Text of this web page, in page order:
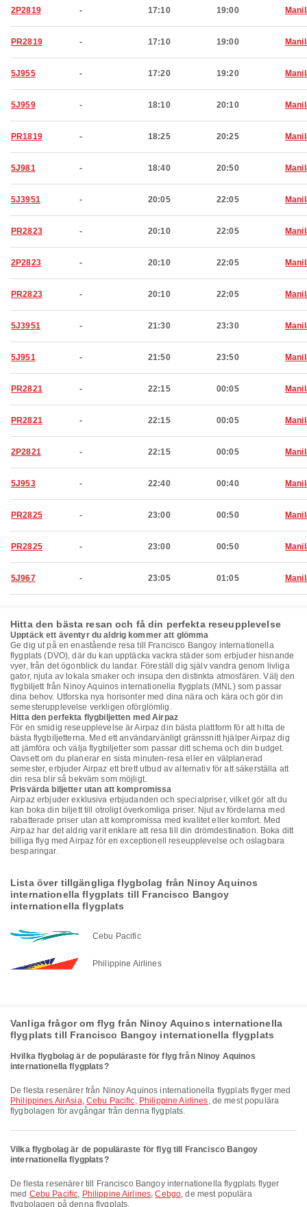
2P2819 - 17:10 19:00
PR2819 - 17:10 19:00
5J955 - 17:20 19:20
5J959 - 18:10 20:10
PR1819 - 18:25 20:25
5J981 - 18:40 20:50
5J3951 - 20:05 22:05
PR2823 - 20:10 22:05
2P2823 - 20:10 22:05
PR2823 - 20:10 22:05
5J3951 - 21:30 23:30
5J951 - 21:50 23:50
PR2821 - 22:15 00:05
PR2821 - 22:15 00:05
2P2821 - 22:15 00:05
5J953 - 22:40 00:40
PR2825 - 23:00 00:50
PR2825 - 23:00 00:50
5J967 - 23:05 01:05
Hitta den bästa resan och få din perfekta reseupplevelse
Upptäck ett äventyr du aldrig kommer att glömma
Ge dig ut på en enastående resa till Francisco Bangoy internationella
flygplats (DVO), där du kan upptäcka vackra städer som erbjuder hisnande
vyer, från det ögonblick du landar. Föreställ dig själv vandra genom livliga
gator, njuta av lokala smaker och insupa den distinkta atmosfären. Välj den
flygbiljett från Ninoy Aquinos internationella flygplats (MNL) som passar
dina behov. Utforska nya horisonter med dina nära och kära och gör din
semesterupplevelse verkligen oförglömlig.
Hitta den perfekta flygbiljetten med Airpaz
För en smidig reseupplevelse är Airpaz din bästa plattform för att hitta de
bästa flygbiljetterna. Med ett användarvänligt gränssnitt hjälper Airpaz dig
att jämföra och välja flygbiljetter som passar ditt schema och din budget.
Oavsett om du planerar en sista minuten-resa eller en välplanerad
semester, erbjuder Airpaz ett brett utbud av alternativ för att säkerställa att
din resa blir så bekväm som möjligt.
Prisvärda biljetter utan att kompromissa
Airpaz erbjuder exklusiva erbjudanden och specialpriser, vilket gör att du
kan boka din biljett till otroligt överkomliga priser. Njut av fördelarna med
rabatterade priser utan att kompromissa med kvalitet eller komfort. Med
Airpaz har det aldrig varit enklare att resa till din drömdestination. Boka ditt
billiga flyg med Airpaz för en exceptionell reseupplevelse och oslagbara
besparingar.
Lista över tillgängliga flygbolag från Ninoy Aquinos
internationella flygplats till Francisco Bangoy
internationella flygplats
Cebu Pacific
Philippine Airlines
Vanliga frågor om flyg från Ninoy Aquinos internationella
flygplats till Francisco Bangoy internationella flygplats
Hvilka flygbolag är de populäraste för flyg från Ninoy Aquinos
internationella flygplats?
De flesta resenärer från Ninoy Aquinos internationella flygplats flyger med
Philippines AirAsia, Cebu Pacific, Philippine Airlines, de mest populära
flygbolagen för avgångar från denna flygplats.
Vilka flygbolag är de populäraste för flyg till Francisco Bangoy
internationella flygplats?
De flesta resenärer till Francisco Bangoy internationella flygplats flyger
med Cebu Pacific, Philippine Airlines,Cebgo, de mest populära
flygbolagen på denna flygplats.